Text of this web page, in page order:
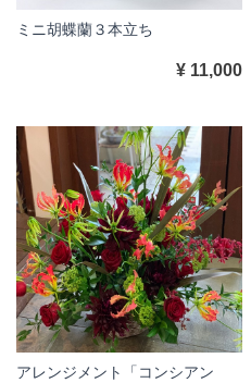
ミニ胡蝶蘭３本立ち
¥ 11,000
アレンジメント「コンシアン